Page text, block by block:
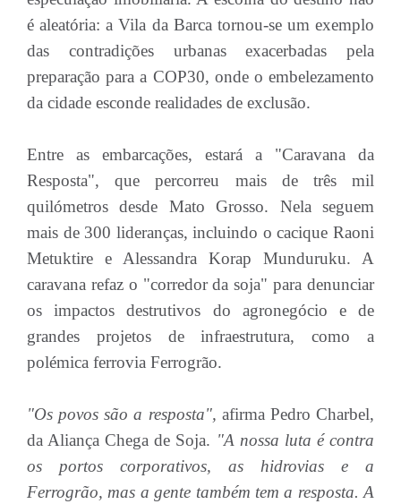
é aleatória: a Vila da Barca tornou-se um exemplo
das contradições urbanas exacerbadas pela
preparação para a COP30, onde o embelezamento
da cidade esconde realidades de exclusão.
Entre as embarcações, estará a "Caravana da
Resposta", que percorreu mais de três mil
quilómetros desde Mato Grosso. Nela seguem
mais de 300 lideranças, incluindo o cacique Raoni
Metuktire e Alessandra Korap Munduruku. A
caravana refaz o "corredor da soja" para denunciar
os impactos destrutivos do agronegócio e de
grandes projetos de infraestrutura, como a
polémica ferrovia Ferrogrão.
"Os povos são a resposta", afirma Pedro Charbel,
da Aliança Chega de Soja. "A nossa luta é contra
os portos corporativos, as hidrovias e a
Ferrogrão, mas a gente também tem a resposta. A